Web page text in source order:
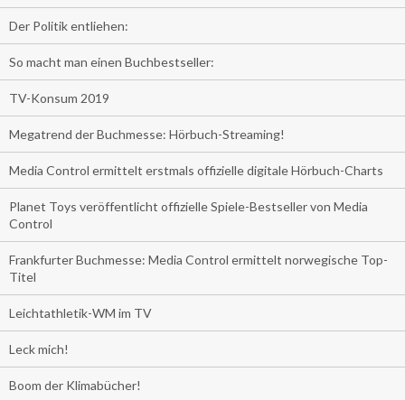
Der Politik entliehen:
So macht man einen Buchbestseller:
TV-Konsum 2019
Megatrend der Buchmesse: Hörbuch-Streaming!
Media Control ermittelt erstmals offizielle digitale Hörbuch-Charts
Planet Toys veröffentlicht offizielle Spiele-Bestseller von Media
Control
Frankfurter Buchmesse: Media Control ermittelt norwegische Top-
Titel
Leichtathletik-WM im TV
Leck mich!
Boom der Klimabücher!